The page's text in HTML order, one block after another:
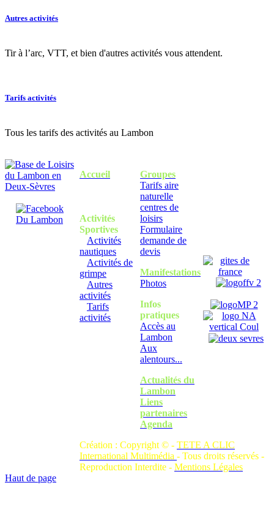
Autres activités
Tir à l’arc, VTT, et bien d'autres activités vous attendent.
Tarifs activités
Tous les tarifs des activités au Lambon
Accueil
Activités
Sportives
Activités
nautiques
Activités de
grimpe
Autres
activités
Tarifs
activités
Groupes
Tarifs aire
naturelle
centres de
loisirs
Formulaire
demande de
devis
Manifestations
Photos
Infos
pratiques
Accès au
Lambon
Aux
alentours...
Actualités du
Lambon
Liens
partenaires
Agenda
Création : Copyright © - TETE A CLIC
International Multimédia - Tous droits réservés -
Reproduction Interdite - Mentions Légales
Haut de page